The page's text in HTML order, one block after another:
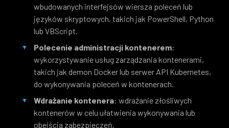
wbudowanych interfejsów wiersza poleceń lub
języków skryptowych, takich jak PowerShell, Python
lub VBScript.
Polecenie administracji kontenerem:
wykorzystywanie usług zarządzania kontenerami,
takich jak demon Docker lub serwer API Kubernetes,
do wykonywania poleceń w kontenerach.
Wdrażanie kontenera: wdrażanie złośliwych
kontenerów w celu ułatwienia wykonywania lub
obejścia zabezpieczeń.